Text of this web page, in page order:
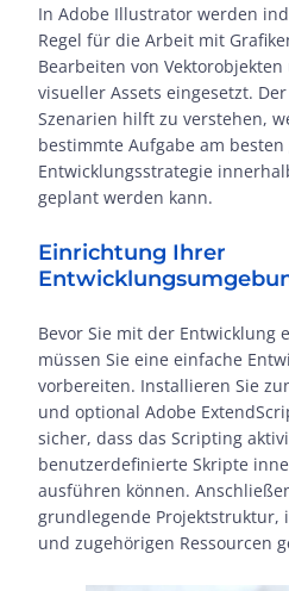
In Adobe Illustrator werden
Regel für die Arbeit mit
Bearbeiten von
visueller Assets eingesetzt.
Szenarien hilft zu verstehen,
bestimmte Aufgabe am
Entwicklungsstrategie
geplant werden kann.
Einrichtung Ihrer
Bevor Sie mit der Entwicklung
müssen Sie eine einfache
vorbereiten. Installieren Sie
und optional Adobe
sicher, dass das Scripting
benutzerdefinierte Skripte
ausführen können.
grundlegende Projektstruktur,
und zugehörigen Ressourcen